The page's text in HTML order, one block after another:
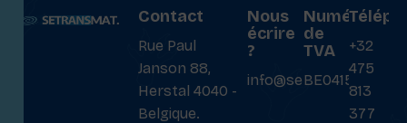
Contact
Rue Paul
Janson 88,
Herstal 4040 -
Belgique.
Nous
écrire
?
info@setransmat.com
Numéro
de
TVA
BE0415027069
+32
475
813
377